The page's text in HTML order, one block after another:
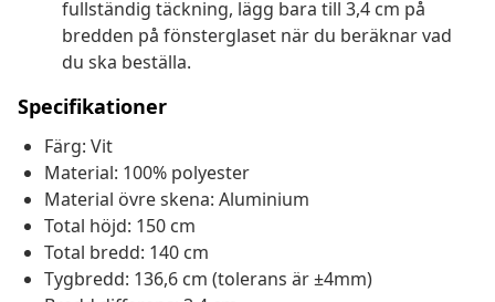
fullständig täckning, lägg bara till 3,4 cm på
bredden på fönsterglaset när du beräknar vad
du ska beställa.
Specifikationer
Färg: Vit
Material: 100% polyester
Material övre skena: Aluminium
Total höjd: 150 cm
Total bredd: 140 cm
Tygbredd: 136,6 cm (tolerans är ±4mm)